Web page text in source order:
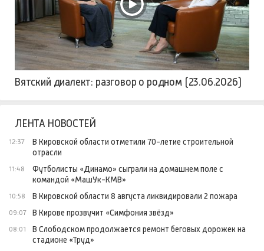
Вятский диалект: разговор о родном (23.06.2026)
ЛЕНТА НОВОСТЕЙ
12:37
В Кировской области отметили 70-летие строительной
отрасли
11:48
Футболисты «Динамо» сыграли на домашнем поле с
командой «МашУк-КМВ»
10:58 В Кировской области 8 августа ликвидировали 2 пожара
09:07 В Кирове прозвучит «Симфония звёзд»
08:01
В Слободском продолжается ремонт беговых дорожек на
стадионе «Труд»